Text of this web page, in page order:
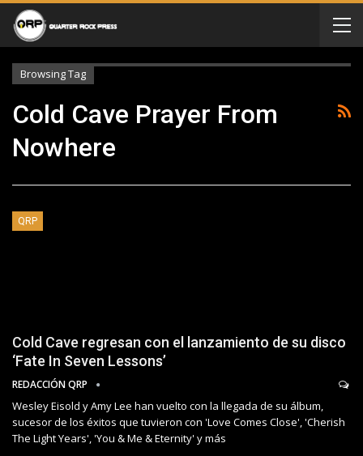
Browsing Tag
Cold Cave Prayer From
Nowhere
QRP
Cold Cave regresan con el lanzamiento de su disco
‘Fate In Seven Lessons’
REDACCIÓN QRP
Wesley Eisold y Amy Lee han vuelto con la llegada de su álbum,
sucesor de los éxitos que tuvieron con 'Love Comes Close', 'Cherish
The Light Years', 'You & Me & Eternity' y más